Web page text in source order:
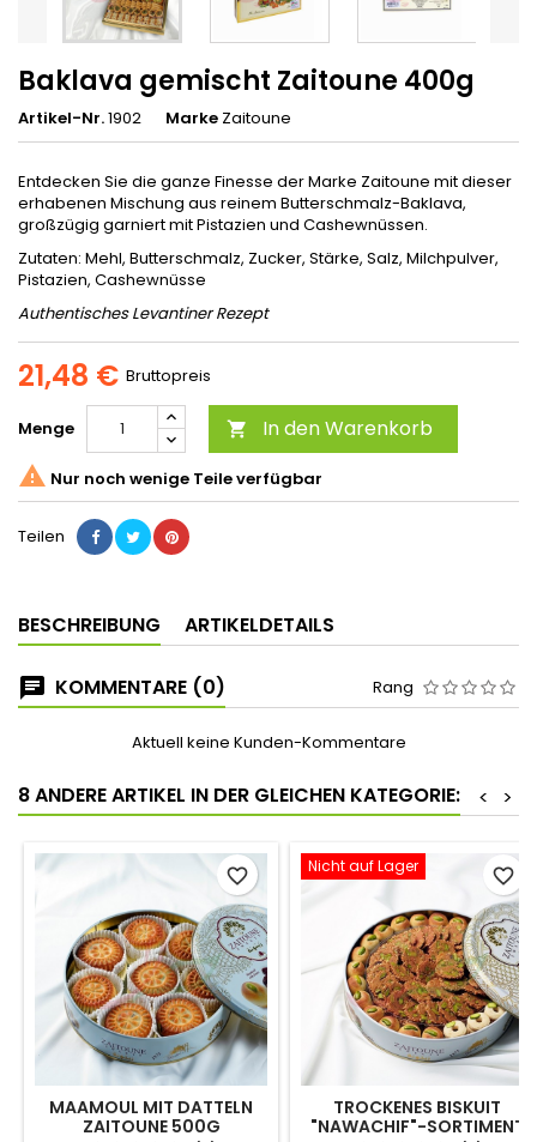
Baklava gemischt Zaitoune 400g
Artikel-Nr.1902 Marke Zaitoune
Entdecken Sie die ganze Finesse der Marke Zaitoune mit dieser
erhabenen Mischung aus reinem Butterschmalz-Baklava,
großzügig garniert mit Pistazien und Cashewnüssen.
Zutaten: Mehl, Butterschmalz, Zucker, Stärke, Salz, Milchpulver,
Pistazien, Cashewnüsse
Authentisches Levantiner Rezept
21,48 € Bruttopreis
Menge  In den Warenkorb
 Nur noch wenige Teile verfügbar
Teilen
BESCHREIBUNG ARTIKELDETAILS
KOMMENTARE (0) Rang
Aktuell keine Kunden-Kommentare
8 ANDERE ARTIKEL IN DER GLEICHEN KATEGORIE: >
<
MAAMOUL MIT DATTELN
ZAITOUNE 500G
favorite_border Nicht auf Lager
TROCKENES BISKUIT
"NAWACHIF"-SORTIMENT
favorite_border